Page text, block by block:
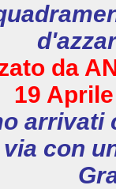
da
19
arrivati
con